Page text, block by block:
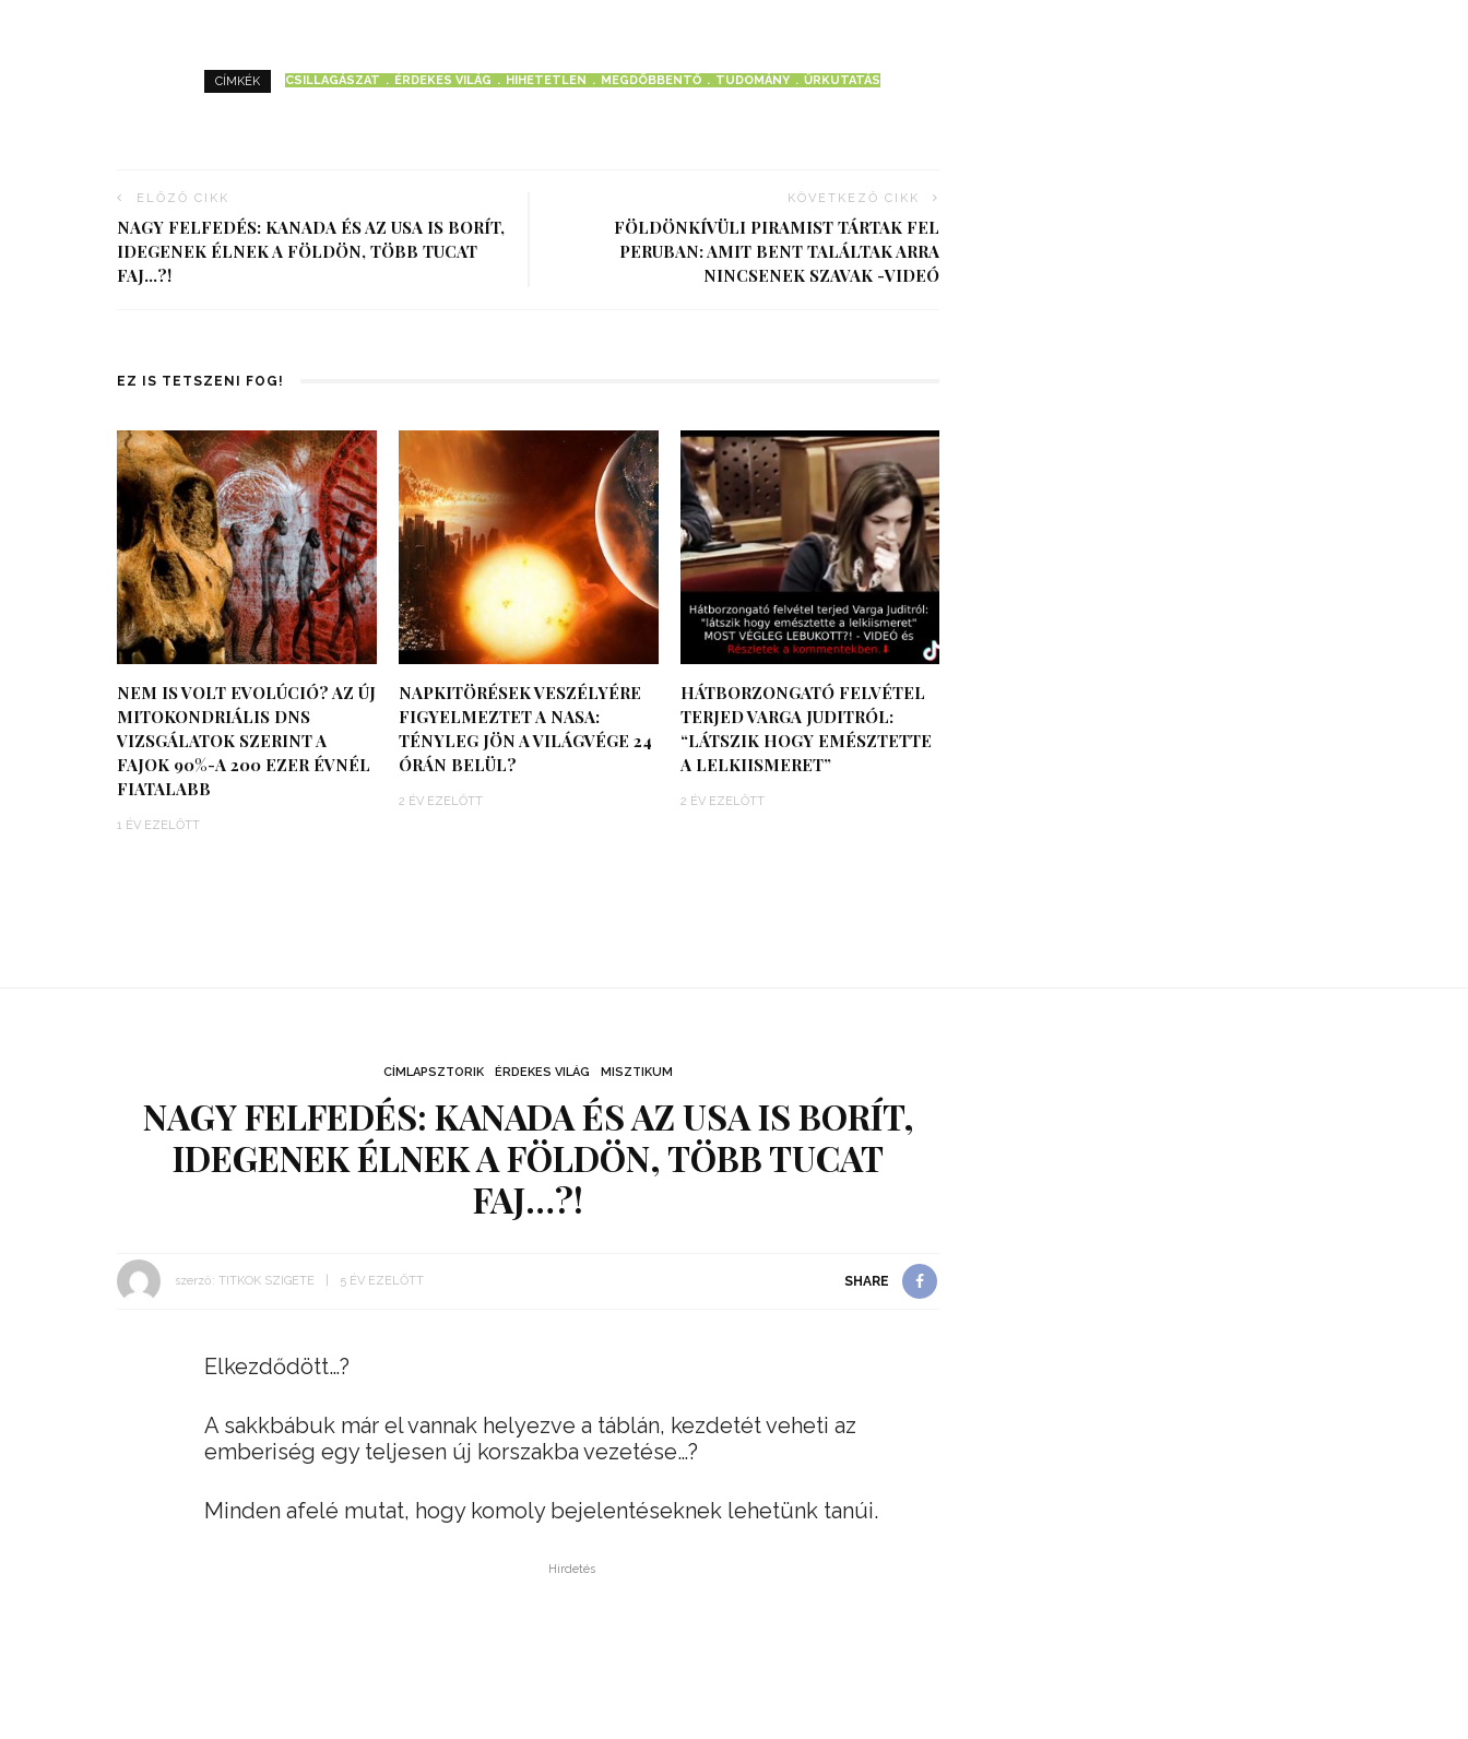
CÍMKÉK CSILLAGÁSZAT ÉRDEKES VILÁG HIHETETLEN MEGDÖBBENTŐ TUDOMÁNY ŰRKUTATÁS
ELŐZŐ CIKK
NAGY FELFEDÉS: KANADA ÉS AZ USA IS BORÍT,
IDEGENEK ÉLNEK A FÖLDÖN, TÖBB TUCAT
FAJ…?!
KÖVETKEZŐ CIKK
FÖLDÖNKÍVÜLI PIRAMIST TÁRTAK FEL
PERUBAN: AMIT BENT TALÁLTAK ARRA
NINCSENEK SZAVAK -VIDEÓ
EZ IS TETSZENI FOG!
NEM IS VOLT EVOLÚCIÓ? AZ ÚJ
MITOKONDRIÁLIS DNS
VIZSGÁLATOK SZERINT A
FAJOK 90%-A 200 EZER ÉVNÉL
FIATALABB
1 ÉV EZELŐTT
NAPKITÖRÉSEK VESZÉLYÉRE
FIGYELMEZTET A NASA:
TÉNYLEG JÖN A VILÁGVÉGE 24
ÓRÁN BELÜL?
2 ÉV EZELŐTT
HÁTBORZONGATÓ FELVÉTEL
TERJED VARGA JUDITRÓL:
“LÁTSZIK HOGY EMÉSZTETTE
A LELKIISMERET”
2 ÉV EZELŐTT
CÍMLAPSZTORIK ÉRDEKES VILÁG MISZTIKUM
NAGY FELFEDÉS: KANADA ÉS AZ USA IS BORÍT,
IDEGENEK ÉLNEK A FÖLDÖN, TÖBB TUCAT
FAJ…?!
szerző: TITKOK SZIGETE 5 ÉV EZELŐTT SHARE
Elkezdődött…?
A sakkbábuk már el vannak helyezve a táblán, kezdetét veheti az
emberiség egy teljesen új korszakba vezetése…?
Minden afelé mutat, hogy komoly bejelentéseknek lehetünk tanúi.
Hirdetés